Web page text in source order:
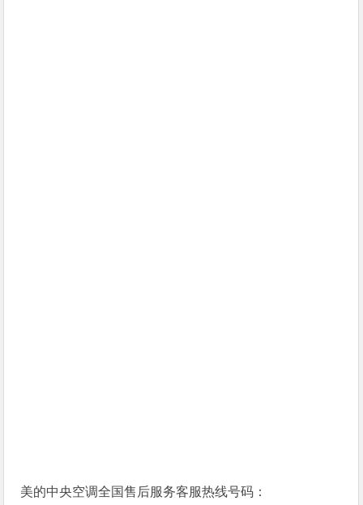
美的中央空调全国售后服务客服热线号码：